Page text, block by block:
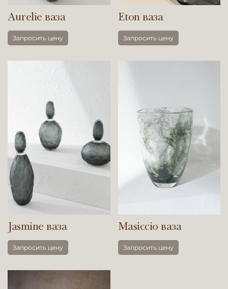
Aurelie ваза
Запросить цену
Eton ваза
Запросить цену
Jasmine ваза
Запросить цену
Masiccio ваза
Запросить цену